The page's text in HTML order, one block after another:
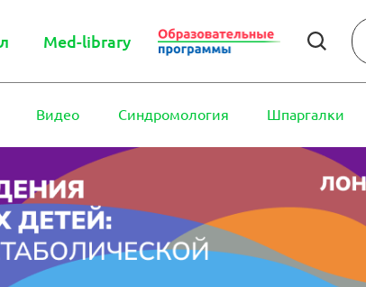
Med-library
Видео Синдромология Шпаргалки